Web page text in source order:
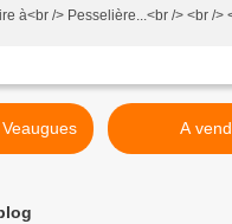
à<br /> Pesselière...<br /> <br />
Veaugues